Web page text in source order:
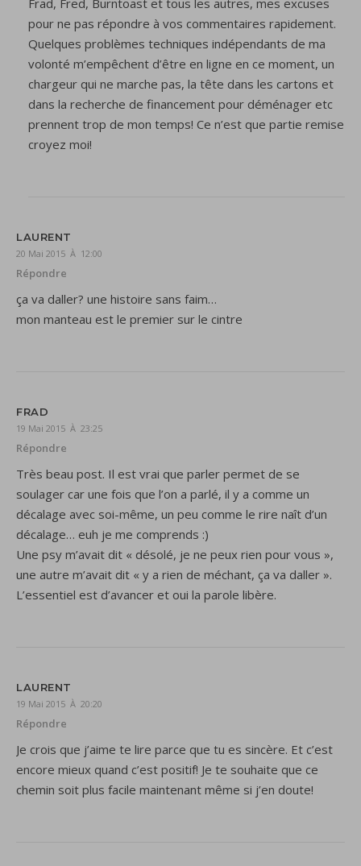
Frad, Fred, Burntoast et tous les autres, mes excuses
pour ne pas répondre à vos commentaires rapidement.
Quelques problèmes techniques indépendants de ma
volonté m’empêchent d’être en ligne en ce moment, un
chargeur qui ne marche pas, la tête dans les cartons et
dans la recherche de financement pour déménager etc
prennent trop de mon temps! Ce n’est que partie remise
croyez moi!
LAURENT
20 Mai 2015 À 12:00
Répondre
ça va daller? une histoire sans faim…
mon manteau est le premier sur le cintre
FRAD
19 Mai 2015 À 23:25
Répondre
Très beau post. Il est vrai que parler permet de se
soulager car une fois que l’on a parlé, il y a comme un
décalage avec soi-même, un peu comme le rire naît d’un
décalage… euh je me comprends :)
Une psy m’avait dit « désolé, je ne peux rien pour vous »,
une autre m’avait dit « y a rien de méchant, ça va daller ».
L’essentiel est d’avancer et oui la parole libère.
LAURENT
19 Mai 2015 À 20:20
Répondre
Je crois que j’aime te lire parce que tu es sincère. Et c’est
encore mieux quand c’est positif! Je te souhaite que ce
chemin soit plus facile maintenant même si j’en doute!